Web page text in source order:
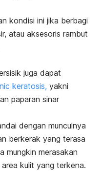
kondisi ini jika berbagi
atau aksesoris rambut
juga dapat
keratosis, yakni
paparan sinar
dengan munculnya
berkerak yang terasa
mungkin merasakan
kulit yang terkena.